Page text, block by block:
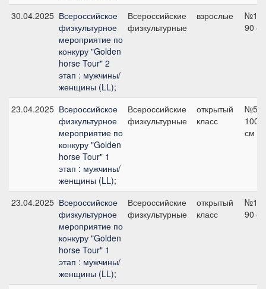
30.04.2025 Всероссийское
физкультурное
мероприятие по
конкуру "Golden
horse Tour" 2
этап : мужчины/
женщины (LL);
Всероссийские
физкультурные
взрослые
№1,
90 см
23.04.2025 Всероссийское
физкультурное
мероприятие по
конкуру "Golden
horse Tour" 1
этап : мужчины/
женщины (LL);
Всероссийские
физкультурные
открытый
класс
№5,
100
см
23.04.2025 Всероссийское
физкультурное
мероприятие по
конкуру "Golden
horse Tour" 1
этап : мужчины/
женщины (LL);
Всероссийские
физкультурные
открытый
класс
№1,
90 см